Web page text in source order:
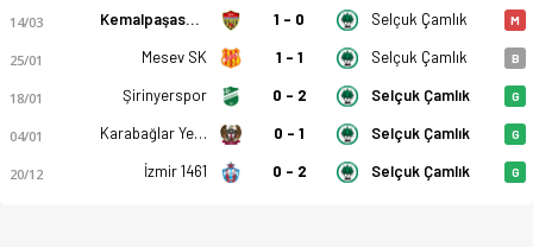
14/03 Kemalpaşaspor 1 - 0 Selçuk Çamlık M
25/01 Mesev SK 1 - 1 Selçuk Çamlık B
18/01 Şirinyerspor 0 - 2 Selçuk Çamlık G
04/01 Karabağlar Yeşilyurt 0 - 1 Selçuk Çamlık G
20/12 İzmir 1461 0 - 2 Selçuk Çamlık G